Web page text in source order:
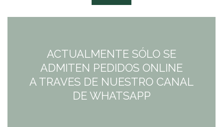
ACTUALMENTE SÓLO SE
ADMITEN PEDIDOS ONLINE
A TRAVES DE NUESTRO CANAL
DE WHATSAPP